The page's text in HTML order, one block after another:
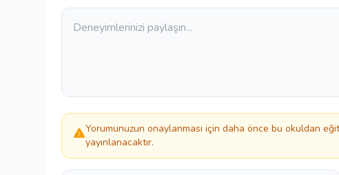
Yorumunuzun onaylanması için daha önce bu okuldan
yayınlanacaktır.